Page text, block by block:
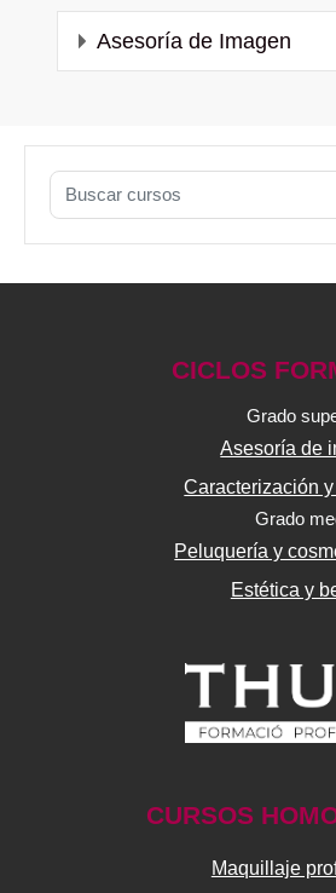
Asesoría de Imagen
Buscar cursos
CICLOS
Grado
Asesoría de
Caracterización
Grado
Peluquería y
Estética y
CURSOS
Maquillaje